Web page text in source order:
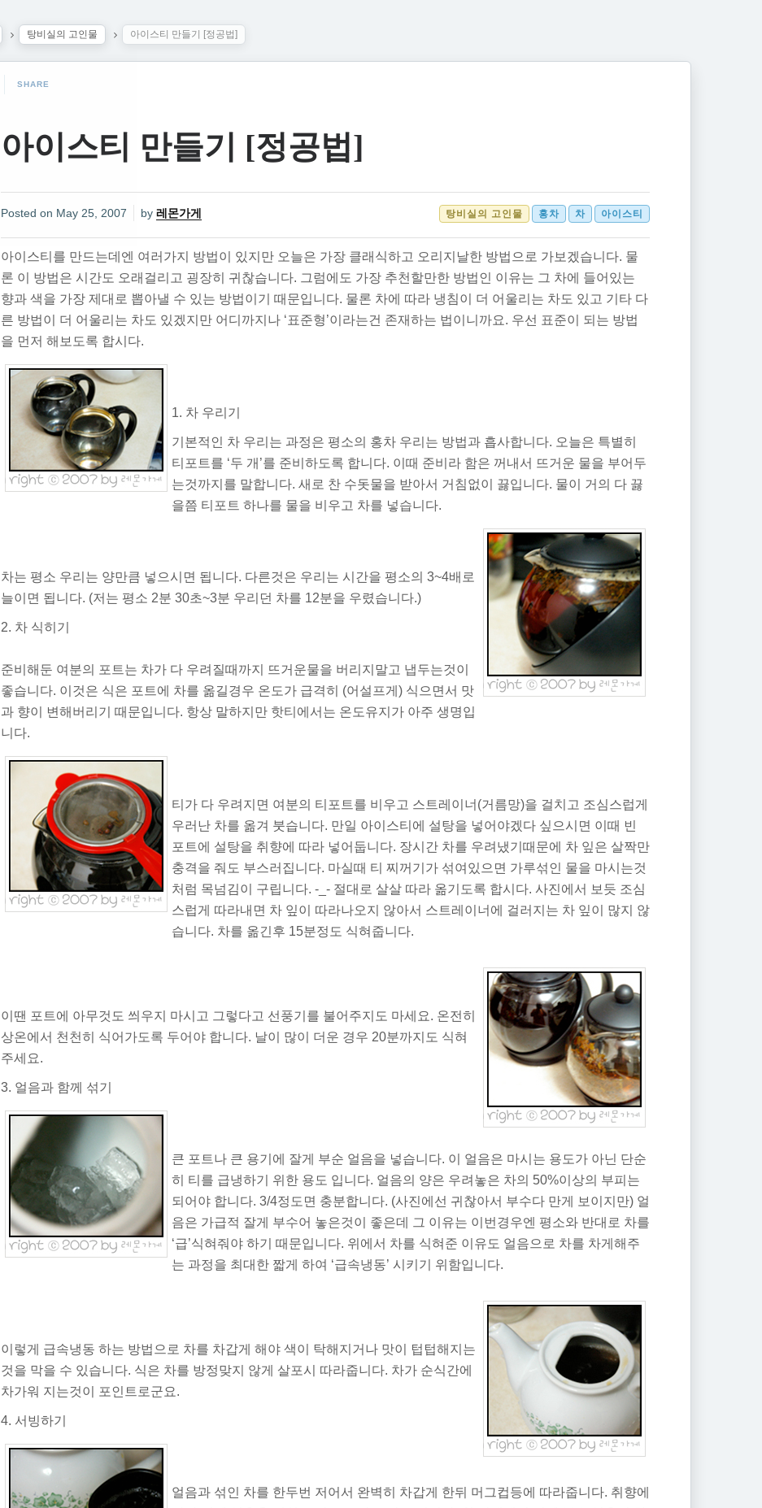
탕비실의 고인물 아이스티 만들기 [정공법]
SHARE
아이스티 만들기 [정공법]
Posted on May 25, 2007 by 레몬가게 아이스티
차
홍차
탕비실의 고인물
아이스티를 만드는데엔 여러가지 방법이 있지만 오늘은 가장 클래식하고 오리지날한 방법 으로 가보겠습니다. 물
론 이 방법은 시간도 오래걸리고 굉장히 귀찮습니다. 그럼에도 가장 추천할만한 방법인 이유는 그 차에 들어있는
향과 색을 가장 제대로 뽑아낼 수 있는 방법이기 때문입니다. 물론 차에 따라 냉침이 더 어울리는 차도 있고 기타 다
른 방법이 더 어울리는 차도 있겠지만 어디까지나 ‘표준형’이라는건 존재하는 법이니까요. 우선 표준이 되는 방법
을 먼저 해보도록 합시다.
1. 차 우리기
기본적인 차 우리는 과정은 평소의 홍차 우리는 방법과 흡사합니다. 오늘은 특별히
티포트를 ‘두 개’를 준비하도록 합니다. 이때 준비라 함은 꺼내서 뜨거운 물을 부어두
는것까지를 말합니다. 새로 찬 수돗물을 받아서 거침없이 끓입니다. 물이 거의 다 끓
을쯤 티포트 하나를 물을 비우고 차를 넣습니다.
차는 평소 우리는 양만큼 넣으시면 됩니다. 다른것은 우리는 시간을 평소의 3~4배로
늘이면 됩니다. (저는 평소 2분 30초~3분 우리던 차를 12분을 우렸습니다.)
2. 차 식히기
준비해둔 여분의 포트는 차가 다 우려질때까지 뜨거운물을 버리지말고 냅두는것이
좋습니다. 이것은 식은 포트에 차를 옮길경우 온도가 급격히 (어설프게) 식으면서 맛
과 향이 변해버리기 때문입니다. 항상 말하지만 핫티에서는 온도유지 가 아주 생명입
니다.
티가 다 우려지면 여분의 티포트를 비우고 스트레이너(거름망)을 걸치고 조심스럽게
우러난 차를 옮겨 붓습니다. 만일 아이스티에 설탕을 넣어야겠다 싶으시면 이때 빈
포트에 설탕을 취향에 따라 넣어둡니다. 장시간 차를 우려냈기때문에 차 잎은 살짝만
충격을 줘도 부스러집니다. 마실때 티 찌꺼기가 섞여있으면 가루섞인 물을 마시는것
처럼 목넘김이 구립니다. -_- 절대로 살살 따라 옮기도록 합시다. 사진에서 보듯 조심
스럽게 따라내면 차 잎이 따라나오지 않아서 스트레이너에 걸러지는 차 잎이 많지 않
습니다. 차를 옮긴후 15분정도 식혀줍니다.
이땐 포트에 아무것도 씌우지 마시고 그렇다고 선풍기를 불어주지도 마세요. 온전히
상온에서 천천히 식어가도록 두어야 합니다. 날이 많이 더운 경우 20분까지도 식혀
주세요.
3. 얼음과 함께 섞기
큰 포트나 큰 용기에 잘게 부순 얼음을 넣습니다. 이 얼음은 마시는 용도가 아닌 단순
히 티를 급냉하기 위한 용도 입니다. 얼음의 양은 우려놓은 차의 50%이상의 부피는
되어야 합니다. 3/4정도면 충분합니다. (사진에선 귀찮아서 부수다 만게 보이지만) 얼
음은 가급적 잘게 부수어 놓은것이 좋은데 그 이유는 이번경우엔 평소와 반대로 차를
‘급’식혀줘야 하기 때문입니다. 위에서 차를 식혀준 이유도 얼음으로 차를 차게해주
는 과정을 최대한 짧게 하여 ‘급속냉동’ 시키기 위함입니다.
이렇게 급속냉동 하는 방법으로 차를 차갑게 해야 색이 탁해지거나 맛이 텁텁해지는
것을 막을 수 있습니다. 식은 차를 방정맞지 않게 살포시 따라줍니다. 차가 순식간에
차가워 지는것이 포인트로군요.
4. 서빙하기
얼음과 섞인 차를 한두번 저어서 완벽히 차갑게 한뒤 머그컵등에 따라줍니다. 취향에